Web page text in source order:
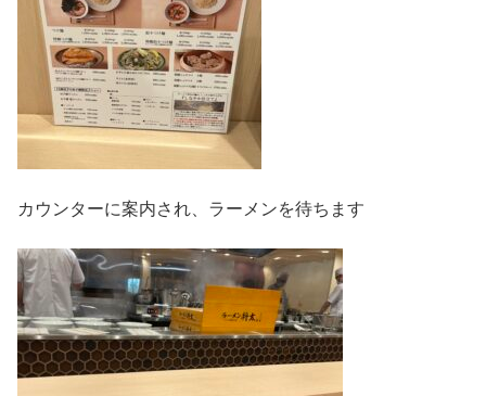
カウンターに案内され、ラーメンを待ちます